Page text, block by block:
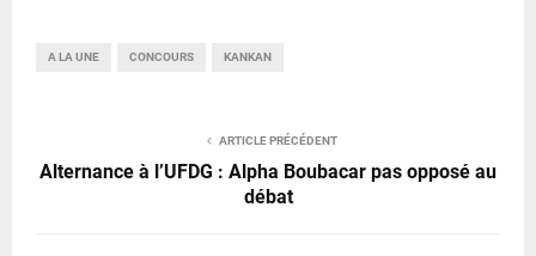
A LA UNE CONCOURS KANKAN
ARTICLE PRÉCÉDENT
Alternance à l’UFDG : Alpha Boubacar pas opposé au
débat